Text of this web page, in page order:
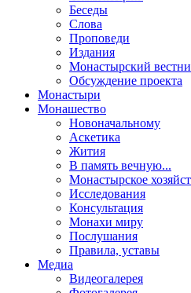
Беседы
Слова
Проповеди
Издания
Монастырский
Обсуждение проекта
Монастыри
Монашество
Новоначальному
Аскетика
Жития
В память вечную...
Монастырское
Исследования
Консультация
Монахи миру
Послушания
Правила, уставы
Медиа
Видеогалерея